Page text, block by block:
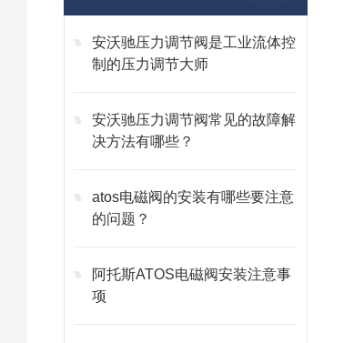
安沃驰压力调节阀是工业流体控
制的压力调节大师
安沃驰压力调节阀常见的故障解
决方法有哪些？
atos电磁阀的安装有哪些要注意
的问题？
阿托斯ATOS电磁阀安装注意事
项